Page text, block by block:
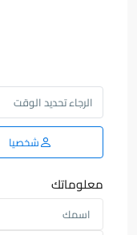
شخصيا
معلوماتك